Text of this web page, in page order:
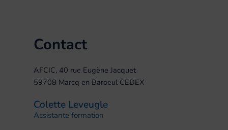
Contact
AFCIC, 40 rue Eugène Jacquet
59708 Marcq en Baroeul CEDEX
Colette Leveugle
Assistante formation